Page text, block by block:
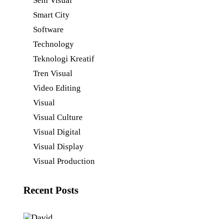
Smart City
Software
Technology
Teknologi Kreatif
Tren Visual
Video Editing
Visual
Visual Culture
Visual Digital
Visual Display
Visual Production
Recent Posts